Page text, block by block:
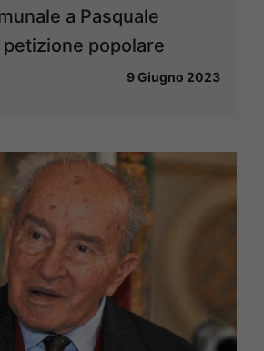
a Pasquale
popolare
9 Giugno 2023